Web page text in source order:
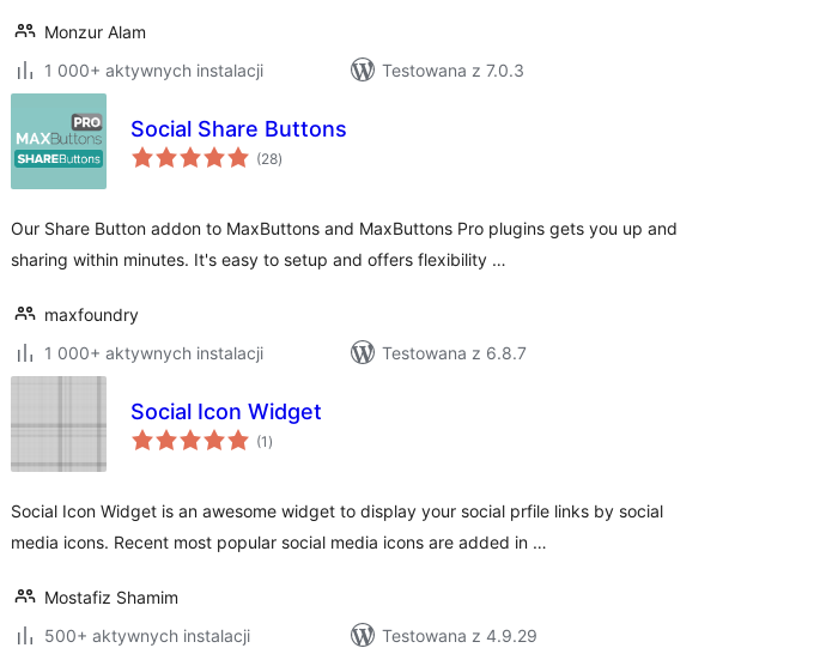
Monzur Alam
1 000+ aktywnych instalacji
Testowana z 7.0.3
Social Share Buttons
(28wszystkich
ocen
)
Our Share Button addon to MaxButtons and MaxButtons Pro plugins gets you up and
sharing within minutes. It's easy to setup and offers flexibility …
maxfoundry
1 000+ aktywnych instalacji
Testowana z 6.8.7
Social Icon Widget
(1 wszystkich
ocen
)
Social Icon Widget is an awesome widget to display your social prfile links by social
media icons. Recent most popular social media icons are added in …
Mostafiz Shamim
500+ aktywnych instalacji
Testowana z 4.9.29